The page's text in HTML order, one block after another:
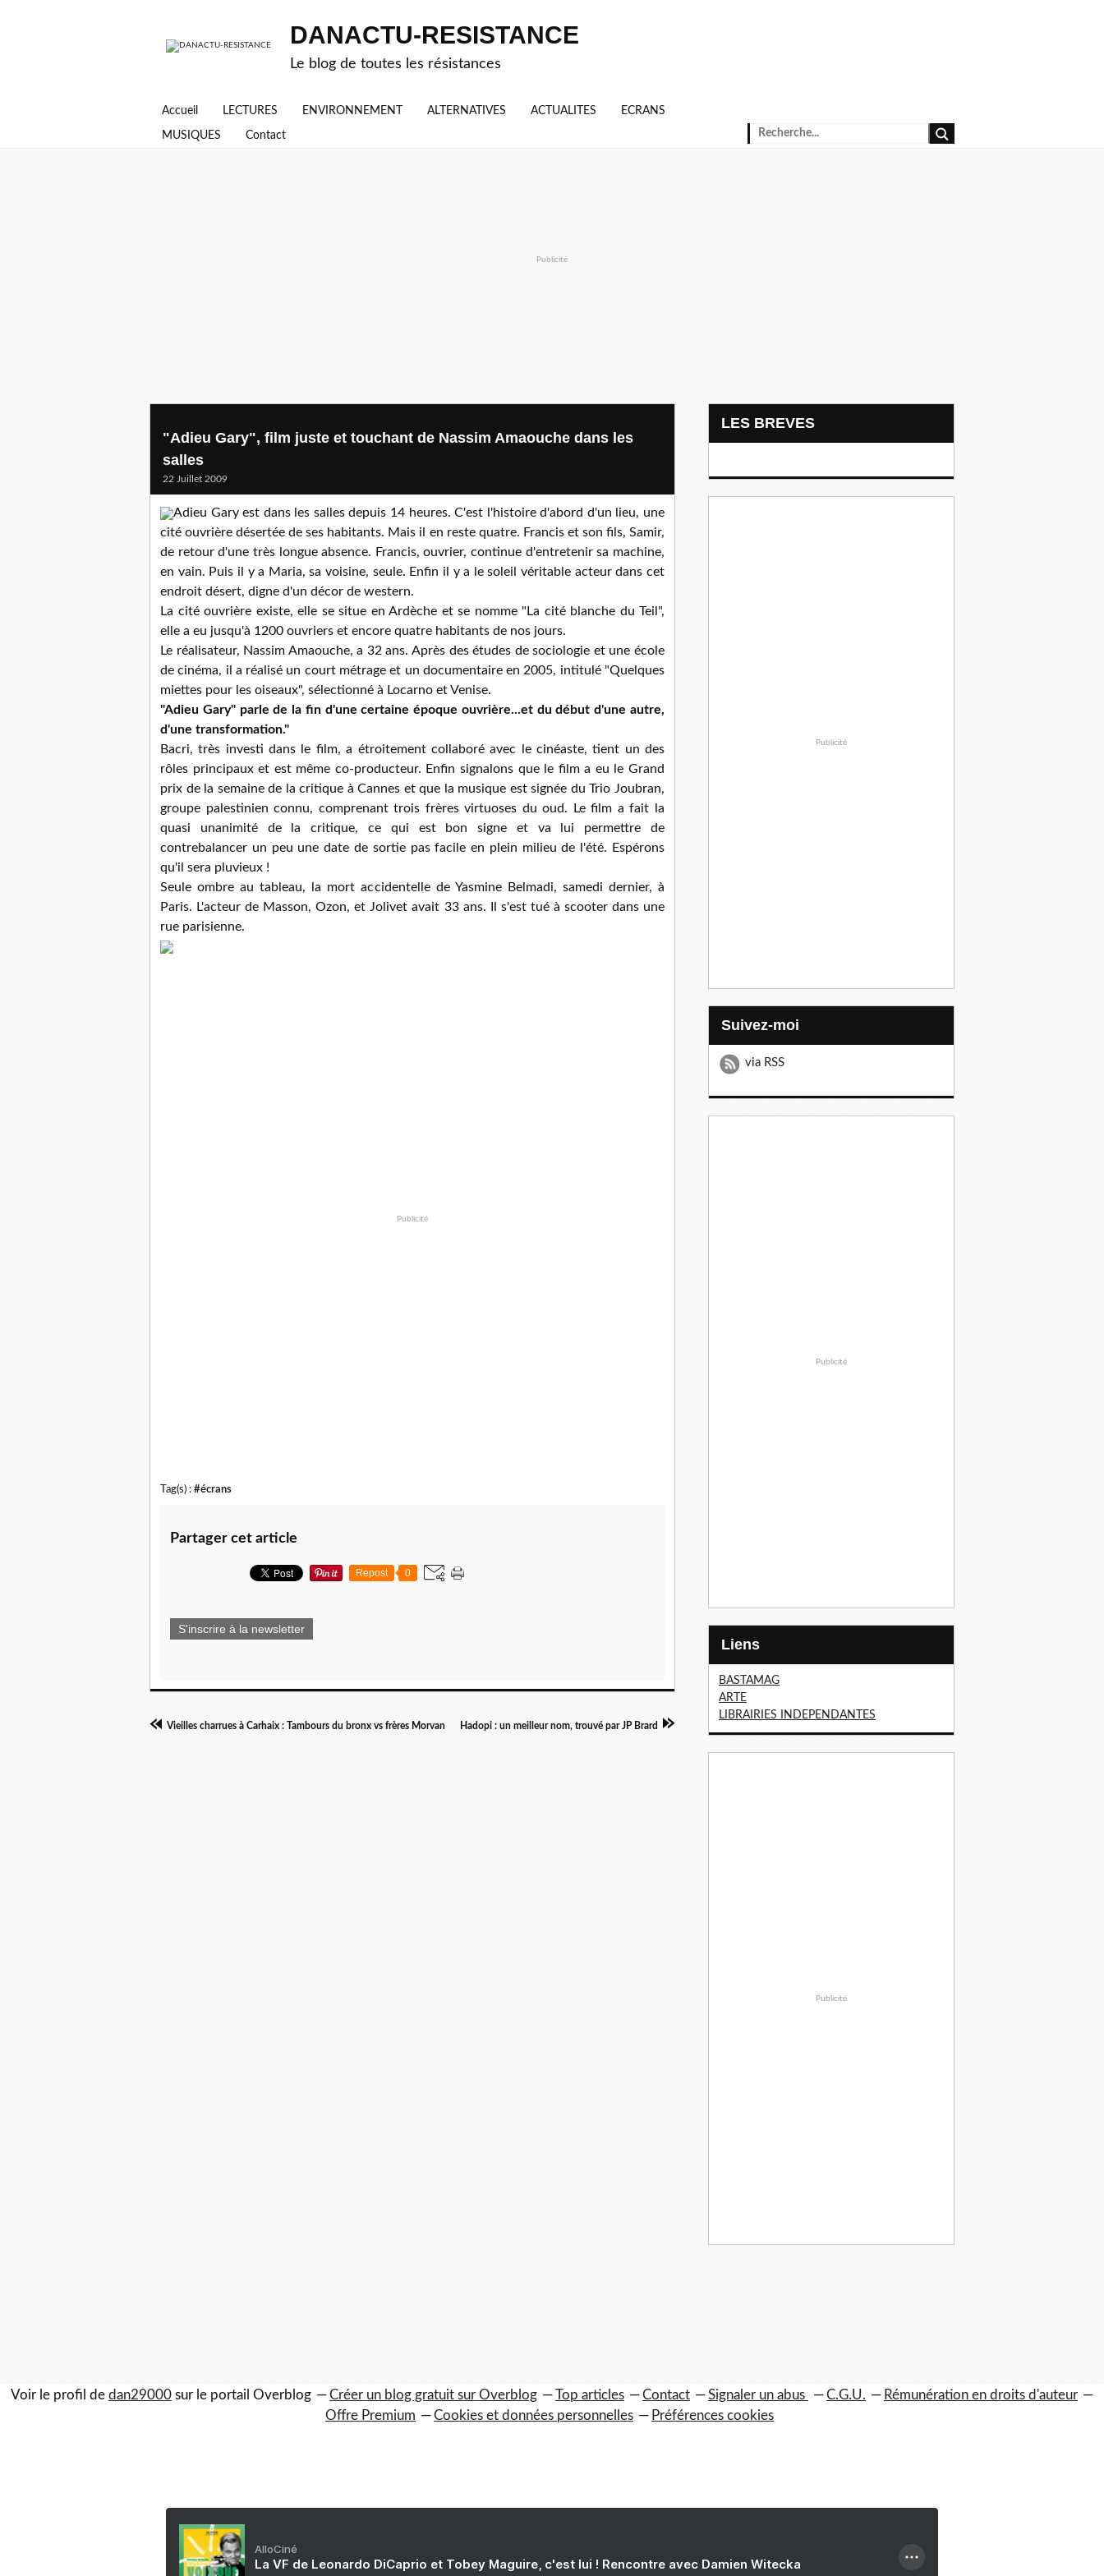
DANACTU-RESISTANCE
Le blog de toutes les résistances
Accueil LECTURES ENVIRONNEMENT ALTERNATIVES ACTUALITES ECRANS
MUSIQUES Contact
Publicité
"Adieu Gary", film juste et touchant de Nassim Amaouche dans les
salles
22 Juillet 2009
Adieu Gary est dans les salles depuis 14 heures. C'est l'histoire d'abord d'un lieu, une
cité ouvrière désertée de ses habitants. Mais il en reste quatre. Francis et son fils, Samir,
de retour d'une très longue absence. Francis, ouvrier, continue d'entretenir sa machine,
en vain. Puis il y a Maria, sa voisine, seule. Enfin il y a le soleil véritable acteur dans cet
endroit désert, digne d'un décor de western.
La cité ouvrière existe, elle se situe en Ardèche et se nomme "La cité blanche du Teil",
elle a eu jusqu'à 1200 ouvriers et encore quatre habitants de nos jours.
Le réalisateur, Nassim Amaouche, a 32 ans. Après des études de sociologie et une école
de cinéma, il a réalisé un court métrage et un documentaire en 2005, intitulé "Quelques
miettes pour les oiseaux", sélectionné à Locarno et Venise.
"Adieu Gary" parle de la fin d'une certaine époque ouvrière...et du début d'une autre,
d'une transformation."
Bacri, très investi dans le film, a étroitement collaboré avec le cinéaste, tient un des
rôles principaux et est même co-producteur. Enfin signalons que le film a eu le Grand
prix de la semaine de la critique à Cannes et que la musique est signée du Trio Joubran,
groupe palestinien connu, comprenant trois frères virtuoses du oud. Le film a fait la
quasi unanimité de la critique, ce qui est bon signe et va lui permettre de
contrebalancer un peu une date de sortie pas facile en plein milieu de l'été. Espérons
qu'il sera pluvieux !
Seule ombre au tableau, la mort accidentelle de Yasmine Belmadi, samedi dernier, à
Paris. L'acteur de Masson, Ozon, et Jolivet avait 33 ans. Il s'est tué à scooter dans une
rue parisienne.
Publicité
Tag(s) : #écrans
Partager cet article
Repost 0
S'inscrire à la newsletter
Vieilles charrues à Carhaix : Tambours du bronx vs frères Morvan Hadopi : un meilleur nom, trouvé par JP Brard
LES BREVES
Publicité
Suivez-moi
via RSS
Publicité
Liens
BASTAMAG
ARTE
LIBRAIRIES INDEPENDANTES
Publicité
Voir le profil de dan29000 sur le portail Overblog Créer un blog gratuit sur Overblog Top articles Contact Signaler un abus C.G.U.
Rémunération en droits d'auteur
Offre Premium
Cookies et données personnelles Préférences cookies
AlloCiné
La VF de Leonardo DiCaprio et Tobey Maguire, c'est lui ! Rencontre avec Damien Witecka